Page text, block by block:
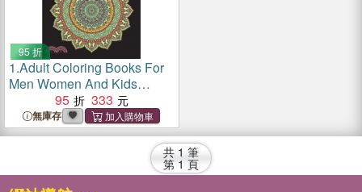
95 折
1.Adult Coloring Books For
Men Women And Kids
Motivational Inspirational
Advanced Illustrations Of
The Best Horse Pages With
Mandala Flowers And Cute
Designs For Stress Relief
95 333
無庫存
共 1 筆
第 1 頁